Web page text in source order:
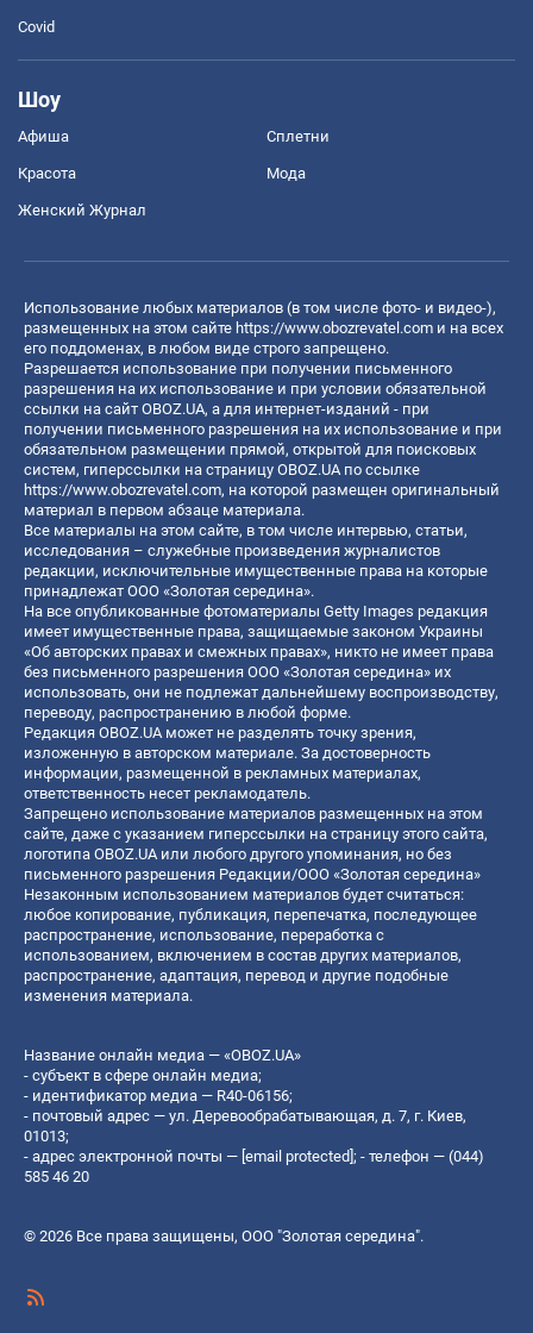
Covid
Шоу
Афиша Сплетни
Красота Мода
Женский Журнал
Использование любых материалов (в том числе фото- и видео-),
размещенных на этом сайте https://www.obozrevatel.com и на всех
его поддоменах, в любом виде строго запрещено.
Разрешается использование при получении письменного
разрешения на их использование и при условии обязательной
ссылки на сайт OBOZ.UA, а для интернет-изданий - при
получении письменного разрешения на их использование и при
обязательном размещении прямой, открытой для поисковых
систем, гиперссылки на страницу OBOZ.UA по ссылке
https://www.obozrevatel.com, на которой размещен оригинальный
материал в первом абзаце материала.
Все материалы на этом сайте, в том числе интервью, статьи,
исследования – служебные произведения журналистов
редакции, исключительные имущественные права на которые
принадлежат ООО «Золотая середина».
На все опубликованные фотоматериалы Getty Images редакция
имеет имущественные права, защищаемые законом Украины
«Об авторских правах и смежных правах», никто не имеет права
без письменного разрешения ООО «Золотая середина» их
использовать, они не подлежат дальнейшему воспроизводству,
переводу, распространению в любой форме.
Редакция OBOZ.UA может не разделять точку зрения,
изложенную в авторском материале. За достоверность
информации, размещенной в рекламных материалах,
ответственность несет рекламодатель.
Запрещено использование материалов размещенных на этом
сайте, даже с указанием гиперссылки на страницу этого сайта,
логотипа OBOZ.UA или любого другого упоминания, но без
письменного разрешения Редакции/ООО «Золотая середина»
Незаконным использованием материалов будет считаться:
любое копирование, публикация, перепечатка, последующее
распространение, использование, переработка с
использованием, включением в состав других материалов,
распространение, адаптация, перевод и другие подобные
изменения материала.
Название онлайн медиа — «OBOZ.UA»
- субъект в сфере онлайн медиа;
- идентификатор медиа — R40-06156;
- почтовый адрес — ул. Деревообрабатывающая, д. 7, г. Киев,
01013;
- адрес электронной почты — [email protected]; - телефон — (044)
585 46 20
© 2026 Все права защищены, ООО "Золотая середина".